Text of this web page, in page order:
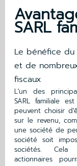
SARL
Le bénéfice
et de
fiscaux
L'un des
SARL familiale
peuvent choisir
sur le revenu,
une société de
société soit
sociétés.
actionnaires